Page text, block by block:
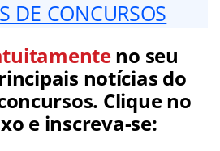
DE CONCURSOS
no seu
notícias do
Clique no
e inscreva-se: